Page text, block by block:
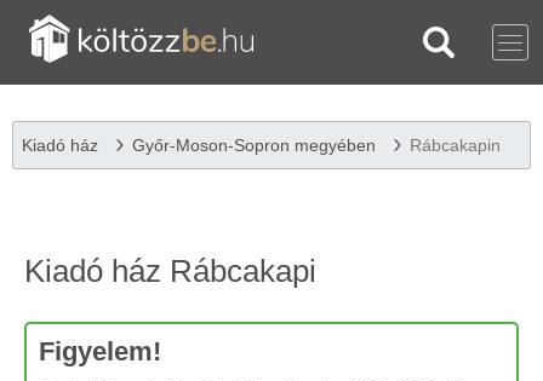
Kiadó ház Győr-Moson-Sopron megyében Rábcakapin
Kiadó ház Rábcakapi
Figyelem!